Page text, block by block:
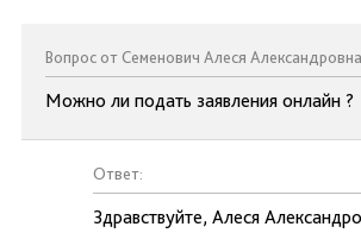
Вопрос от Семенович Алеся Александровна
Можно ли подать заявления онлайн ?
Ответ:
Здравствуйте, Алеся